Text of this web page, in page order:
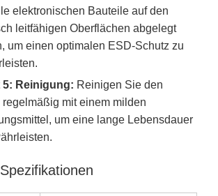
elektronischen Bauteile auf den
leitfähigen Oberflächen abgelegt
um einen optimalen ESD-Schutz zu
Reinigung: Reinigen Sie den
regelmäßig mit einem milden
um eine lange Lebensdauer